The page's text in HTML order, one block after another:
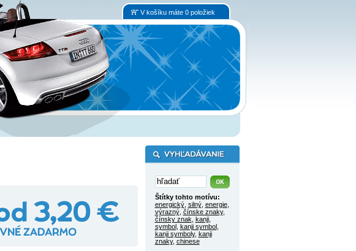
V košíku máte 0 položiek
Štítky tohto motívu:
energický, silný, energie,
výrazný, čínske znaky,
čínsky znak kanji,
symbol, kanji symbol,
kanji symboly, kanji
znaky, chinese